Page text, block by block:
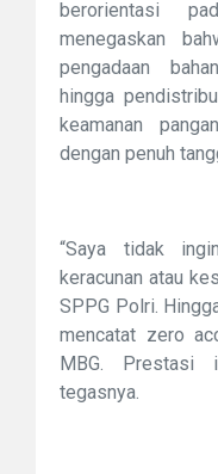
berorientasi
menegaskan
pengadaan
hingga
keamanan
dengan penuh
“Saya tidak
keracunan atau
SPPG Polri.
mencatat zero
MBG. Prestasi
tegasnya.